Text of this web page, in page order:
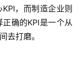
，而制造企业则
确的KPI是一个从
去打磨。